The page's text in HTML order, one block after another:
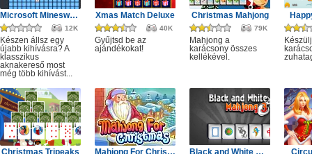
Microsoft Minesweeper
12K
Készen állsz egy
újabb kihívásra? A
klasszikus
aknakereső most
még több kihívást...
Xmas Match Deluxe
40K
Gyűjtsd be az
ajándékokat!
Christmas Mahjong
79K
Mahjong a
karácsony összes
kellékével.
Christmas Tripeaks Mahjong For Christmas Black and White Mahjong 3